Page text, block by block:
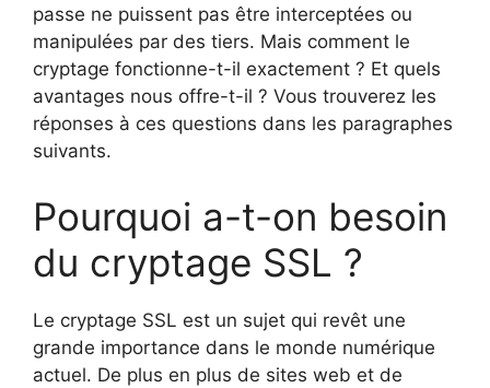
passe ne puissent pas être interceptées ou
manipulées par des tiers. Mais comment le
cryptage fonctionne-t-il exactement ? Et quels
avantages nous offre-t-il ? Vous trouverez les
réponses à ces questions dans les paragraphes
suivants.
Pourquoi a-t-on besoin
du cryptage SSL ?
Le cryptage SSL est un sujet qui revêt une
grande importance dans le monde numérique
actuel. De plus en plus de sites web et de